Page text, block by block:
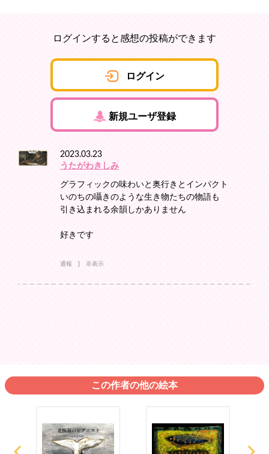
ログインすると感想の投稿ができます
ログイン
新規ユーザ登録
2023.03.23
うたがわきしみ
グラフィックの味わいと奥行きとインパクト
いのちの囁きのような生き物たちの物語も
引き込まれる余韻しかありません
好きです
通報 非表示
この作者の他の絵本